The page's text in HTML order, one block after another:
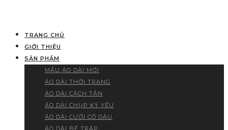
TRANG CHỦ
GIỚI THIỆU
SẢN PHẨM
MẪU ÁO DÀI MỚI
ÁO DÀI THỜI TRANG
ÁO DÀI CÁCH TÂN
ÁO DÀI CHỤP KỶ YẾU
ÁO DÀI CƯỚI CÔ DÂU
ÁO DÀI BÊ TRÁP